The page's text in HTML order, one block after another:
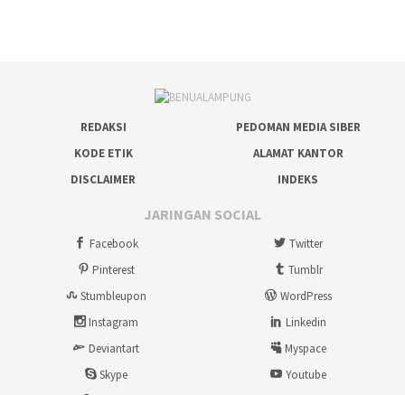
REDAKSI
PEDOMAN MEDIA SIBER
KODE ETIK
ALAMAT KANTOR
DISCLAIMER
INDEKS
JARINGAN SOCIAL
Facebook
Twitter
Pinterest
Tumblr
Stumbleupon
WordPress
Instagram
Linkedin
Deviantart
Myspace
Skype
Youtube